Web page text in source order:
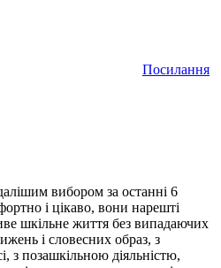
Посилання
вибором за останні 6
і цікаво, вони нарешті
шкільне життя без випадаючих
і словесних образ, з
з позашкільною діяльністю,